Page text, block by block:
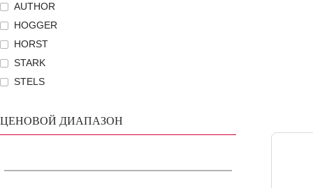
AUTHOR
HOGGER
HORST
STARK
STELS
ЦЕНОВОЙ ДИАПАЗОН